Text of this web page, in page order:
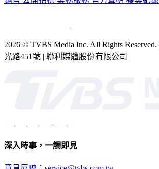
2026 © TVBS Media Inc. All Rights
光路451號 | 聯利媒體股份有限公司
深入時事，一觸即見